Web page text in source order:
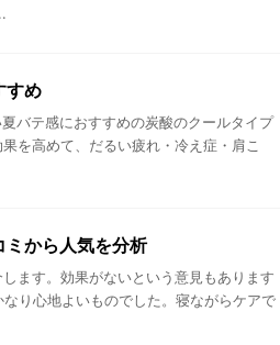
すめ
バテ感におすすめの炭酸のクールタイプ
を高めて、だるい疲れ・冷え症・肩こ
から人気を分析
ます。効果がないという意見もあります
り心地よいものでした。寝ながらケアで